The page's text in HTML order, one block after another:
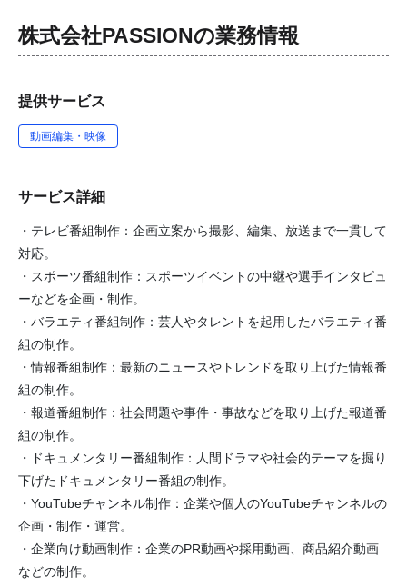
株式会社PASSIONの業務情報
提供サービス
動画編集・映像
サービス詳細
・テレビ番組制作：企画立案から撮影、編集、放送まで一貫して
対応。
・スポーツ番組制作：スポーツイベントの中継や選手インタビュ
ーなどを企画・制作。
・バラエティ番組制作：芸人やタレントを起用したバラエティ番
組の制作。
・情報番組制作：最新のニュースやトレンドを取り上げた情報番
組の制作。
・報道番組制作：社会問題や事件・事故などを取り上げた報道番
組の制作。
・ドキュメンタリー番組制作：人間ドラマや社会的テーマを掘り
下げたドキュメンタリー番組の制作。
・YouTubeチャンネル制作：企業や個人のYouTubeチャンネルの
企画・制作・運営。
・企業向け動画制作：企業のPR動画や採用動画、商品紹介動画
などの制作。